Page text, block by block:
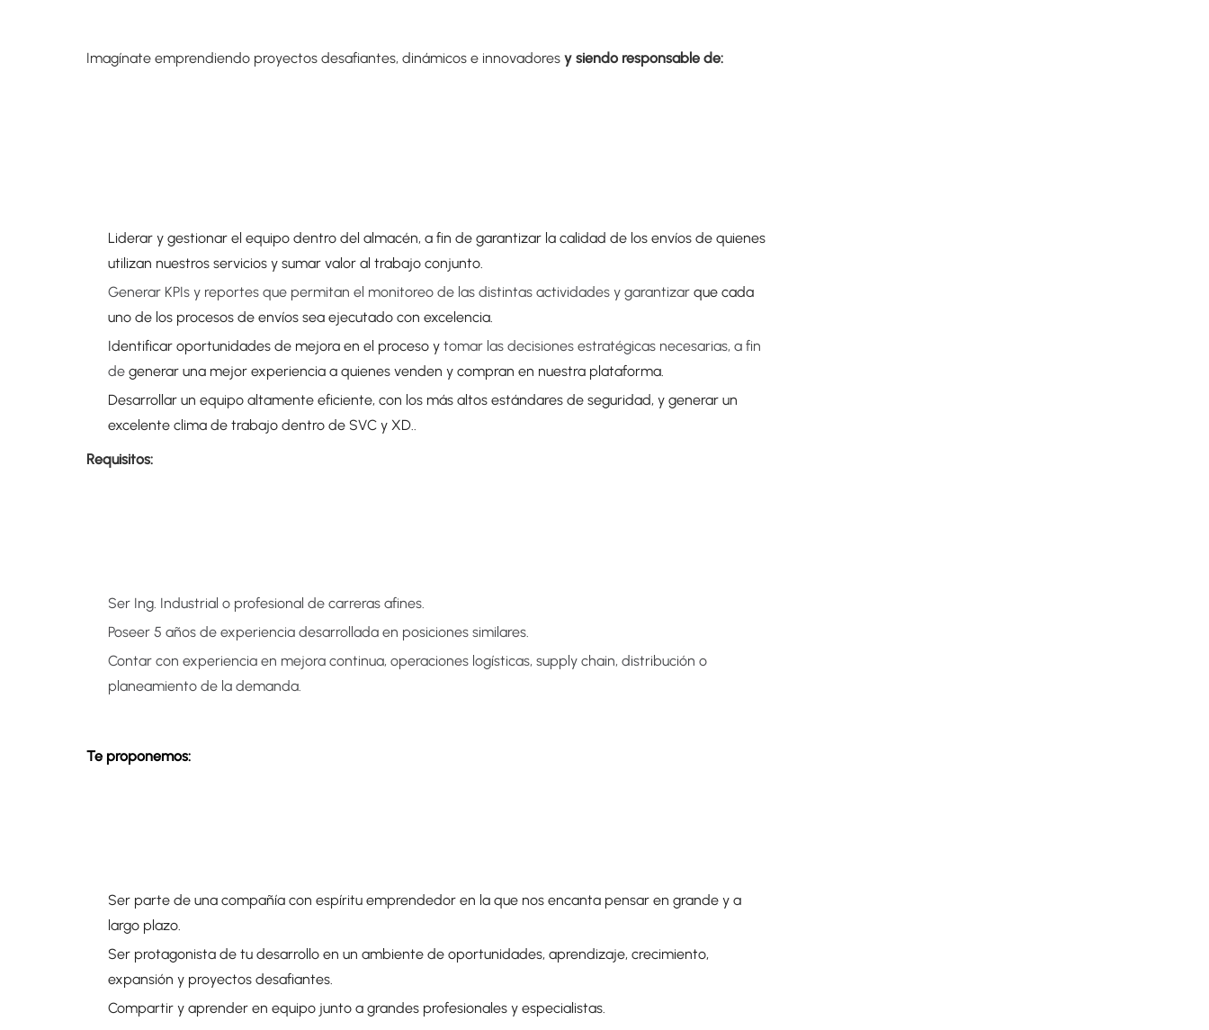
Imagínate emprendiendo proyectos desafiantes, dinámicos e innovadores y siendo responsable de:
Liderar y gestionar el equipo dentro del almacén, a fin de garantizar la calidad de los envíos de quienes
utilizan nuestros servicios y sumar valor al trabajo conjunto.
Generar KPIs y reportes que permitan el monitoreo de las distintas actividades y garantizar que cada
uno de los procesos de envíos sea ejecutado con excelencia.
Identificar oportunidades de mejora en el proceso y tomar las decisiones estratégicas necesarias, a fin
de generar una mejor experiencia a quienes venden y compran en nuestra plataforma.
Desarrollar un equipo altamente eficiente, con los más altos estándares de seguridad, y generar un
excelente clima de trabajo dentro de SVC y XD..
Requisitos:
Ser Ing. Industrial o profesional de carreras afines.
Poseer 5 años de experiencia desarrollada en posiciones similares.
Contar con experiencia en mejora continua, operaciones logísticas, supply chain, distribución o
planeamiento de la demanda.
Te proponemos:
Ser parte de una compañía con espíritu emprendedor en la que nos encanta pensar en grande y a
largo plazo.
Ser protagonista de tu desarrollo en un ambiente de oportunidades, aprendizaje, crecimiento,
expansión y proyectos desafiantes.
Compartir y aprender en equipo junto a grandes profesionales y especialistas.